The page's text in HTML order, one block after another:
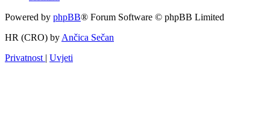
Powered by phpBB® Forum Software © phpBB Limited
HR (CRO) byAnčica Sečan
Privatnost | Uvjeti